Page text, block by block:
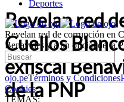
Deportes
Revelan red de corrupción en
Benavides y a un oficial de la
ojo.peTérminos y Condiciones
Cookies
TEMAS:
Revelan red
Cuellos
exfiscal
de la PNP